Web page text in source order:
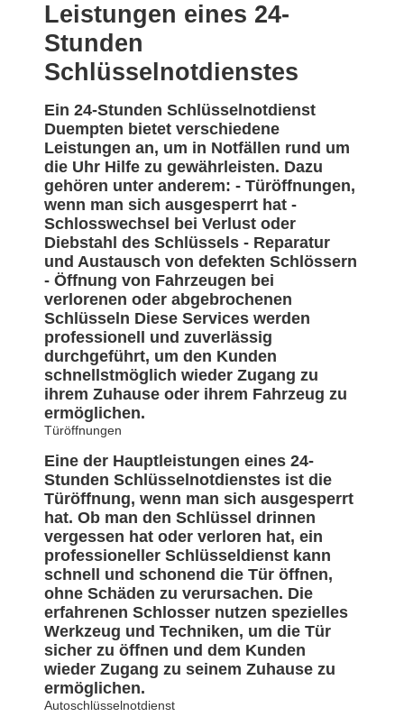
Leistungen eines 24-
Stunden
Schlüsselnotdienstes
Ein 24-Stunden Schlüsselnotdienst
Duempten bietet verschiedene
Leistungen an, um in Notfällen rund um
die Uhr Hilfe zu gewährleisten. Dazu
gehören unter anderem: - Türöffnungen,
wenn man sich ausgesperrt hat -
Schlosswechsel bei Verlust oder
Diebstahl des Schlüssels - Reparatur
und Austausch von defekten Schlössern
- Öffnung von Fahrzeugen bei
verlorenen oder abgebrochenen
Schlüsseln Diese Services werden
professionell und zuverlässig
durchgeführt, um den Kunden
schnellstmöglich wieder Zugang zu
ihrem Zuhause oder ihrem Fahrzeug zu
ermöglichen.
Türöffnungen
Eine der Hauptleistungen eines 24-
Stunden Schlüsselnotdienstes ist die
Türöffnung, wenn man sich ausgesperrt
hat. Ob man den Schlüssel drinnen
vergessen hat oder verloren hat, ein
professioneller Schlüsseldienst kann
schnell und schonend die Tür öffnen,
ohne Schäden zu verursachen. Die
erfahrenen Schlosser nutzen spezielles
Werkzeug und Techniken, um die Tür
sicher zu öffnen und dem Kunden
wieder Zugang zu seinem Zuhause zu
ermöglichen.
Autoschlüsselnotdienst